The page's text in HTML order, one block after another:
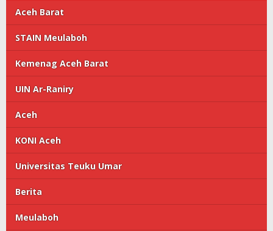
Aceh Barat
STAIN Meulaboh
Kemenag Aceh Barat
UIN Ar-Raniry
Aceh
KONI Aceh
Universitas Teuku Umar
Berita
Meulaboh